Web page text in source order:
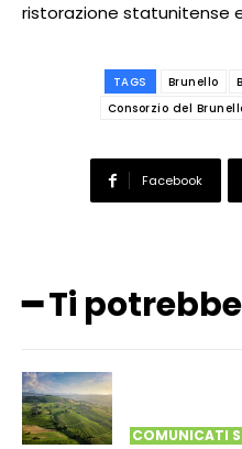
ristorazione statunitense
TAGS Brunello
Consorzio del
Facebook
━ Ti
COMUNICATI